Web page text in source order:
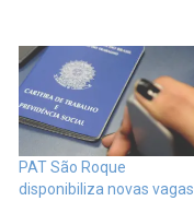
PAT São Roque
disponibiliza novas vagas